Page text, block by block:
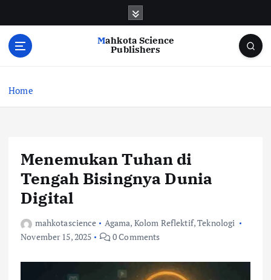
o
Mahkota Science
Publishers
Home
Menemukan Tuhan di
Tengah Bisingnya Dunia
Digital
mahkotascience Agama, Kolom Reflektif,Teknologi
November 15, 2025
0 Comments